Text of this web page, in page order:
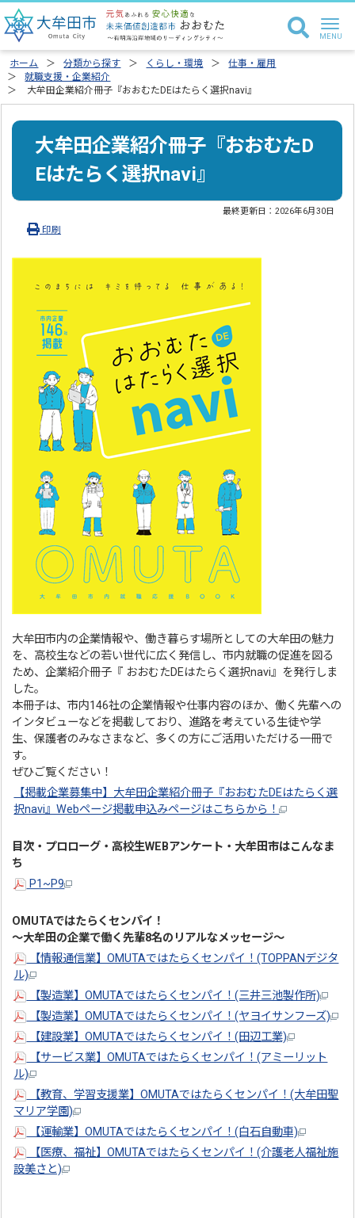
ホーム 分類から探す くらし・環境
仕事・雇用
就職支援・企業紹介
大牟田企業紹介冊子『おおむたDEはたらく選択navi』
大牟田企業紹介冊子『おおむたD
Eはたらく選択navi』
最終更新日：2026年6月30日
印刷
大牟田市内の企業情報や、働き暮らす場所としての大牟田の魅力
を、高校生などの若い世代に広く発信し、市内就職の促進を図る
ため、企業紹介冊子『 おおむたDEはたらく選択navi』を発行しま
した。
本冊子は、市内146社の企業情報や仕事内容のほか、働く先輩への
インタビューなどを掲載しており、進路を考えている生徒や学
生、保護者のみなさまなど、多くの方にご活用いただける一冊で
す。
ぜひご覧ください！
【掲載企業募集中】大牟田企業紹介冊子『おおむたDEはたらく選
択navi』Webページ掲載申込みページはこちらから！
目次・プロローグ・高校生WEBアンケート・大牟田市はこんなま
ち
P1~P9
OMUTAではたらくセンパイ！
～大牟田の企業で働く先輩8名のリアルなメッセージ～
【情報通信業】OMUTAではたらくセンパイ！(TOPPANデジタ
ル)
【製造業】OMUTAではたらくセンパイ！(三井三池製作所)
【製造業】OMUTAではたらくセンパイ！(ヤヨイサンフーズ)
【建設業】OMUTAではたらくセンパイ！(田辺工業)
【サービス業】OMUTAではたらくセンパイ！(アミーリット
ル)
【教育、学習支援業】OMUTAではたらくセンパイ！(大牟田聖
マリア学園)
【運輸業】OMUTAではたらくセンパイ！(白石自動車)
【医療、福祉】OMUTAではたらくセンパイ！(介護老人福祉施
設美さと)